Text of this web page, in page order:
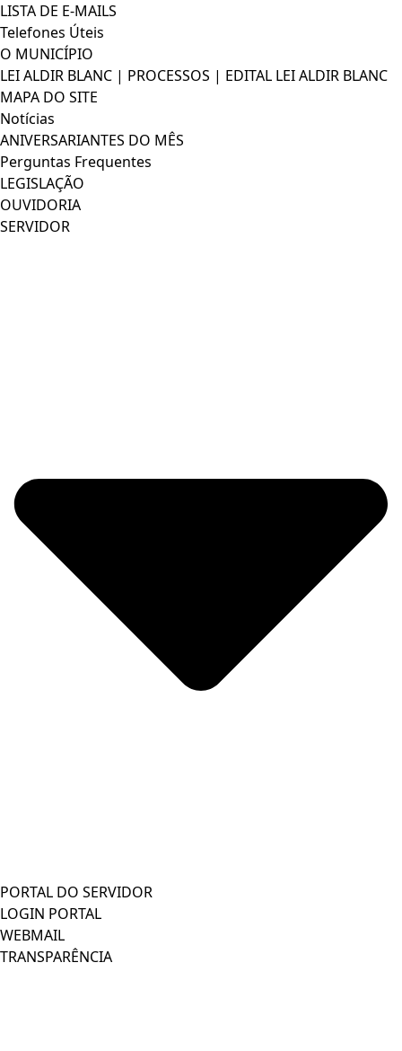
LISTA DE E-MAILS
Telefones Úteis
O MUNICÍPIO
LEI ALDIR BLANC | PROCESSOS | EDITAL LEI ALDIR BLANC
MAPA DO SITE
Notícias
ANIVERSARIANTES DO MÊS
Perguntas Frequentes
LEGISLAÇÃO
OUVIDORIA
SERVIDOR
PORTAL DO SERVIDOR
LOGIN PORTAL
WEBMAIL
TRANSPARÊNCIA